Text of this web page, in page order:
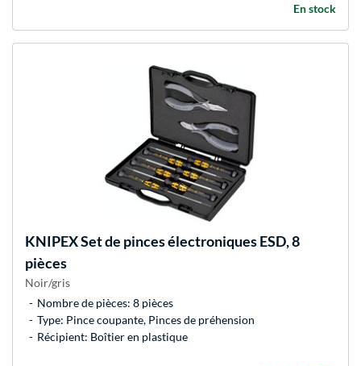
En stock
KNIPEXSet de pinces électroniques ESD, 8
pièces
Noir/gris
Nombre de pièces: 8 pièces
Type: Pince coupante, Pinces de préhension
Récipient: Boîtier en plastique